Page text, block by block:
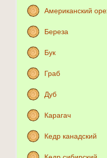
Американский
Береза
Бук
Граб
Дуб
Карагач
Кедр канадский